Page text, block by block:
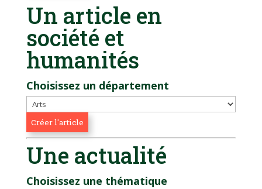
Un article en
société et
humanités
Choisissez un département
Une actualité
Choisissez une thématique